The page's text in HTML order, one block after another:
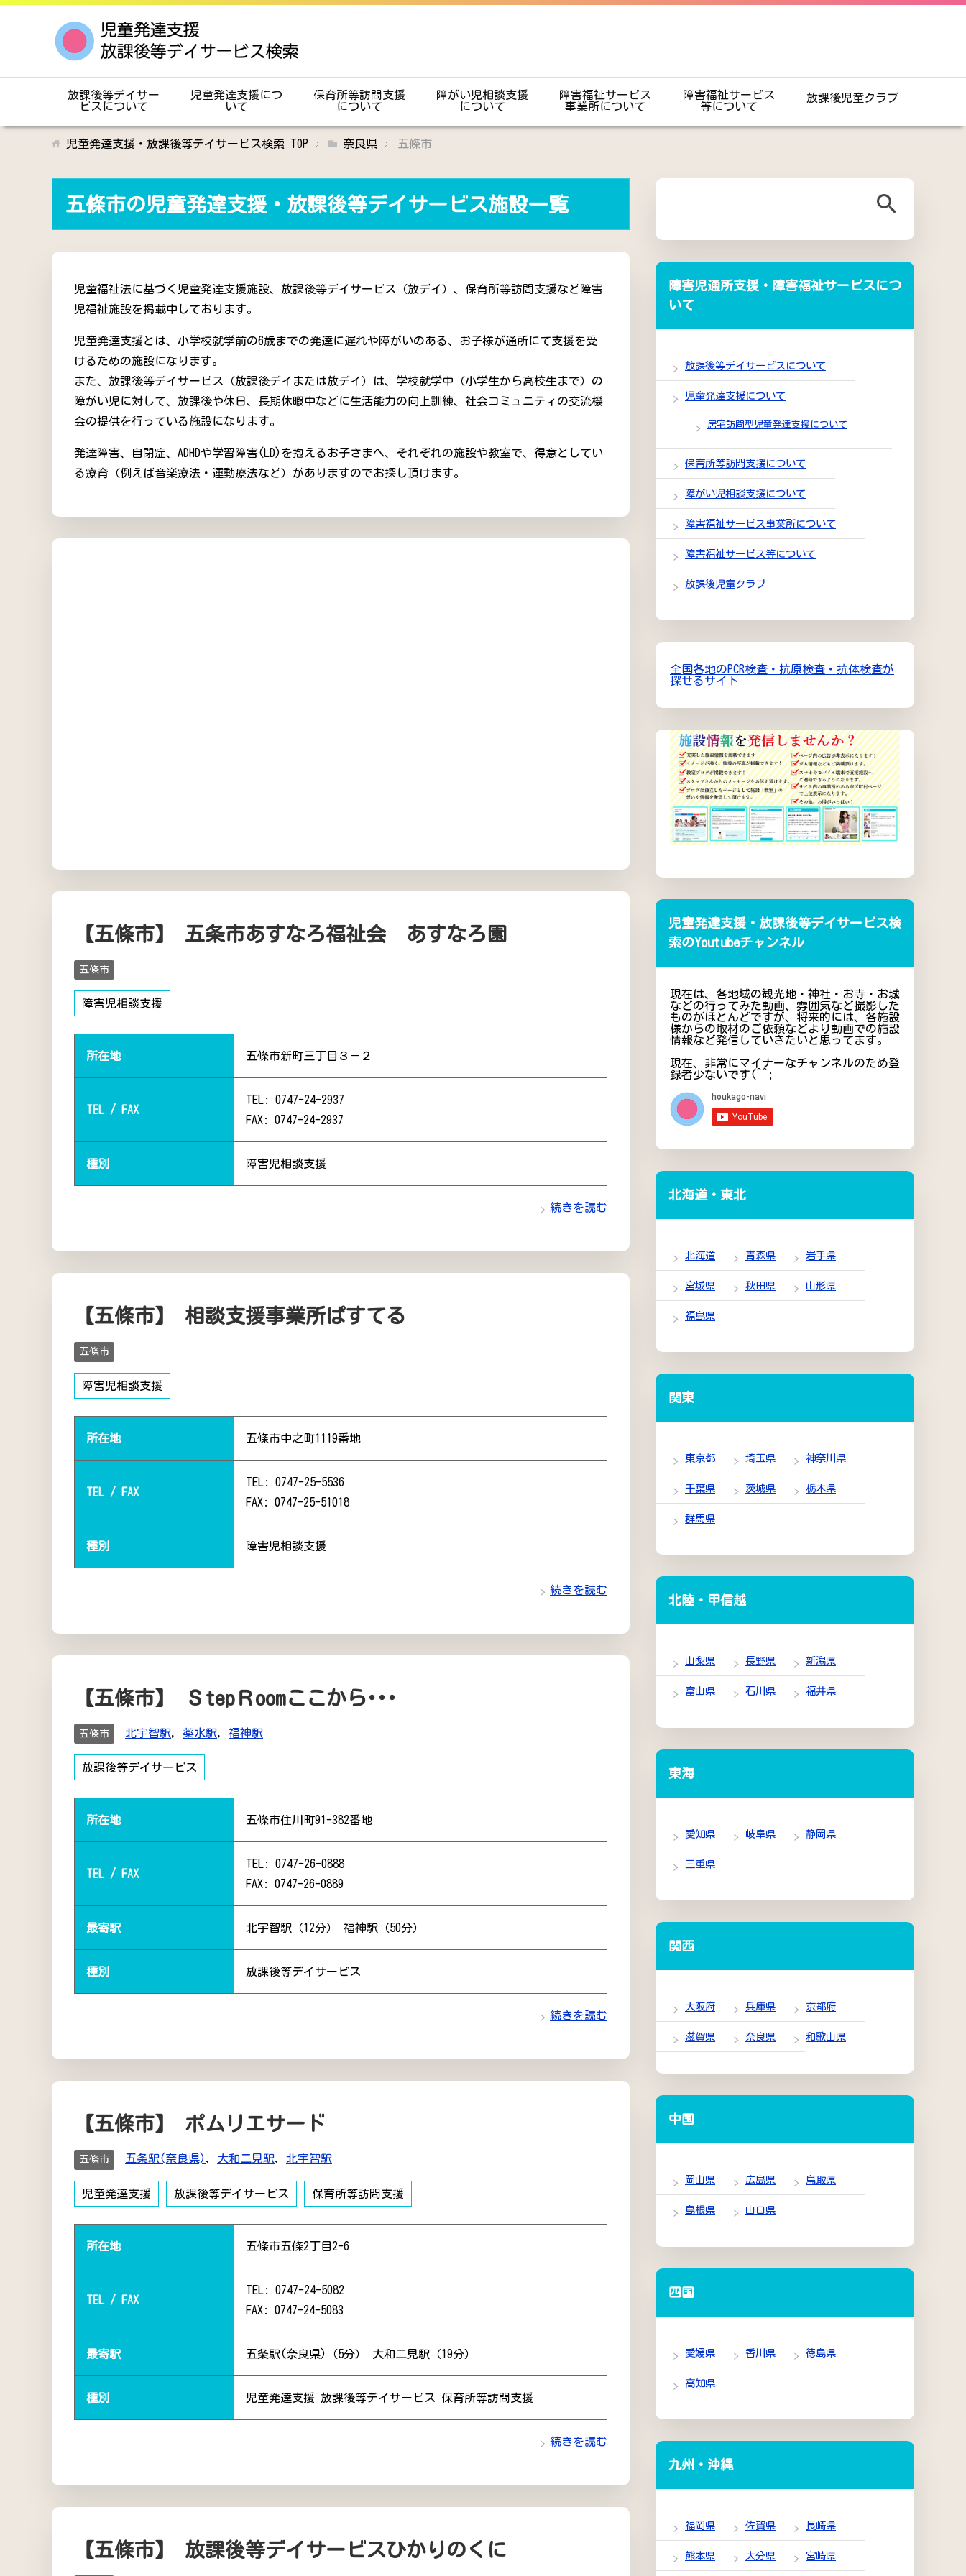
放課後等デイサー
ビスについて
児童発達支援につ
いて
保育所等訪問支援
について
障がい児相談支援
について
障害福祉サービス
事業所について
障害福祉サービス
等について
放課後児童クラブ
児童発達支援・放課後等デイサービス検索 TOP 奈良県 五條市
五條市の児童発達支援・放課後等デイサービス施設一覧
児童福祉法に基づく児童発達支援施設、放課後等デイサービス（放デイ）、保育所等訪問支援など障害
児福祉施設を掲載中しております。
児童発達支援とは、小学校就学前の6歳までの発達に遅れや障がいのある、お子様が通所にて支援を受
けるための施設になります。
また、放課後等デイサービス（放課後デイまたは放デイ）は、学校就学中（小学生から高校生まで）の
障がい児に対して、放課後や休日、長期休暇中などに生活能力の向上訓練、社会コミュニティの交流機
会の提供を行っている施設になります。
発達障害、自閉症、ADHDや学習障害(LD)を抱えるお子さまへ、それぞれの施設や教室で、得意としてい
る療育（例えば音楽療法・運動療法など）がありますのでお探し頂けます。
【五條市】 五条市あすなろ福祉会 あすなろ園
五條市
障害児相談支援
所在地 五條市新町三丁目３－２
TEL / FAX
TEL: 0747-24-2937
FAX: 0747-24-2937
種別 障害児相談支援
続きを読む
【五條市】 相談支援事業所ぱすてる
五條市
障害児相談支援
所在地 五條市中之町1119番地
TEL / FAX
TEL: 0747-25-5536
FAX: 0747-25-51018
種別 障害児相談支援
続きを読む
【五條市】 ＳtepＲoomここから･･･
五條市 北宇智駅, 薬水駅, 福神駅
放課後等デイサービス
所在地 五條市住川町91-382番地
TEL / FAX
TEL: 0747-26-0888
FAX: 0747-26-0889
最寄駅 北宇智駅（12分） 福神駅（50分）
種別 放課後等デイサービス
続きを読む
【五條市】 ポムリエサード
五條市 五条駅(奈良県), 大和二見駅, 北宇智駅
児童発達支援 放課後等デイサービス 保育所等訪問支援
所在地 五條市五條2丁目2-6
TEL / FAX
TEL: 0747-24-5082
FAX: 0747-24-5083
最寄駅 五条駅(奈良県)（5分） 大和二見駅（19分）
種別 児童発達支援 放課後等デイサービス 保育所等訪問支援
続きを読む
【五條市】 放課後等デイサービスひかりのくに
障害児通所支援・障害福祉サービスにつ
いて
放課後等デイサービスについて
児童発達支援について
居宅訪問型児童発達支援について
保育所等訪問支援について
障がい児相談支援について
障害福祉サービス事業所について
障害福祉サービス等について
放課後児童クラブ
全国各地のPCR検査・抗原検査・抗体検査が
探せるサイト
児童発達支援・放課後等デイサービス検
索のYoutubeチャンネル
現在は、各地域の観光地・神社・お寺・お城
などの行ってみた動画、雰囲気など撮影した
ものがほとんどですが、将来的には、各施設
様からの取材のご依頼などより動画での施設
情報など発信していきたいと思ってます。
現在、非常にマイナーなチャンネルのため登
録者少ないです(^^;
北海道・東北
北海道 青森県 岩手県
宮城県 秋田県 山形県
福島県
関東
東京都 埼玉県 神奈川県
千葉県 茨城県 栃木県
群馬県
北陸・甲信越
山梨県 長野県 新潟県
富山県 石川県 福井県
東海
愛知県 岐阜県 静岡県
三重県
関西
大阪府 兵庫県 京都府
滋賀県 奈良県 和歌山県
中国
岡山県 広島県 鳥取県
島根県 山口県
四国
愛媛県 香川県 徳島県
高知県
九州・沖縄
福岡県 佐賀県 長崎県
熊本県 大分県 宮崎県